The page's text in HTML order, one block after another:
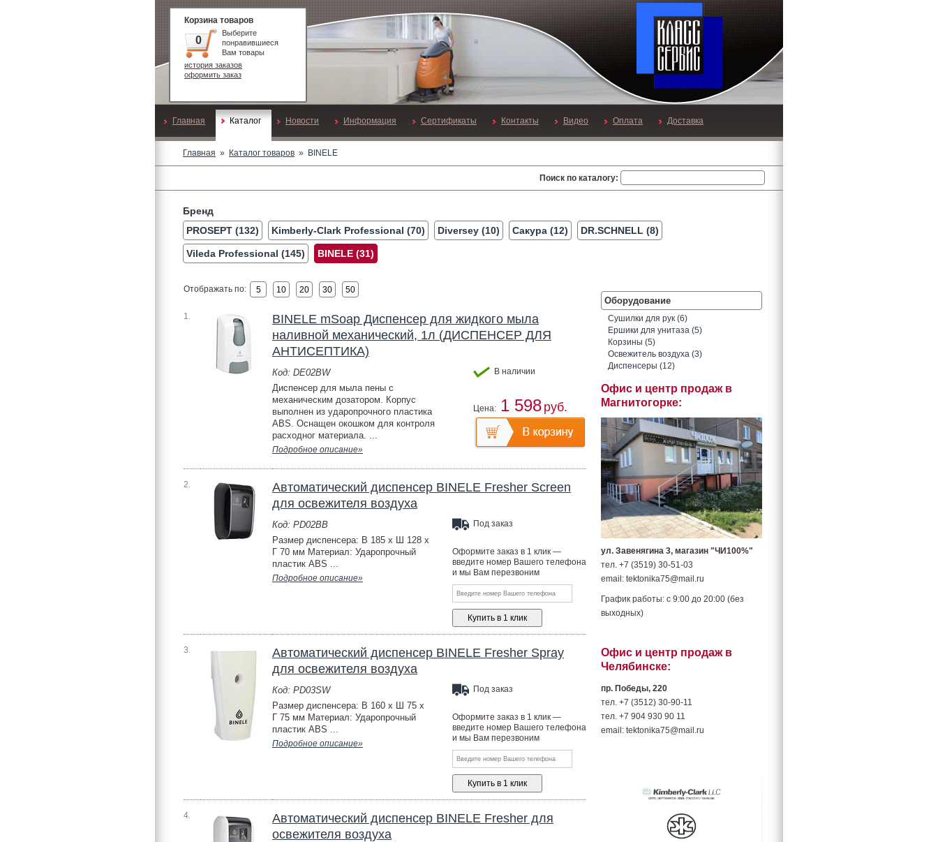
Корзина товаров
0
Выберите
понравившиеся
Вам товары
история заказов
оформить заказ
Главная Каталог Новости Информация Сертификаты Контакты Видео Оплата Доставка
Главная » Каталог товаров » BINELE
Поиск по каталогу:
Бренд
PROSEPT (132)
Kimberly-Clark Professional (70) Diversey (10) Сакура (12) DR.SCHNELL (8)
Vileda Professional (145) BINELE (31)
Отображать по: 5 10 20 30 50
1.
BINELE mSoap Диспенсер для жидкого мыла
наливной механический, 1л (ДИСПЕНСЕР ДЛЯ
АНТИСЕПТИКА)
Код: DE02BW
Диспенсер для мыла пены с
механическим дозатором. Корпус
выполнен из ударопрочного пластика
ABS. Оснащен окошком для контроля
расходног материала. ...
Подробное описание»
В наличии
Цена: 1 598 руб.
2.
Автоматический диспенсер BINELE Fresher Screen
для освежителя воздуха
Код: PD02BB
Размер диспенсера: В 185 х Ш 128 х
Г 70 мм Материал: Ударопрочный
пластик ABS ...
Подробное описание»
Под заказ
Оформите заказ в 1 клик —
введите номер Вашего телефона
и мы Вам перезвоним
3.
Автоматический диспенсер BINELE Fresher Spray
для освежителя воздуха
Код: PD03SW
Размер диспенсера: В 160 х Ш 75 х
Г 75 мм Материал: Ударопрочный
пластик ABS ...
Подробное описание»
Под заказ
Оформите заказ в 1 клик —
введите номер Вашего телефона
и мы Вам перезвоним
4.
Автоматический диспенсер BINELE Fresher для
освежителя воздуха
Оборудование
Сушилки для рук (6)
Ершики для унитаза (5)
Корзины (5)
Освежитель воздуха (3)
Диспенсеры (12)
Офис и центр продаж в
Магнитогорке:
ул. Завенягина 3, магазин "ЧИ100%"
тел. +7 (3519) 30-51-03
email: tektonika75@mail.ru
График работы: с 9:00 до 20:00 (без
выходных)
Офис и центр продаж в
Челябинске:
пр. Победы, 220
тел. +7 (3512) 30-90-11
тел. +7 904 930 90 11
email: tektonika75@mail.ru